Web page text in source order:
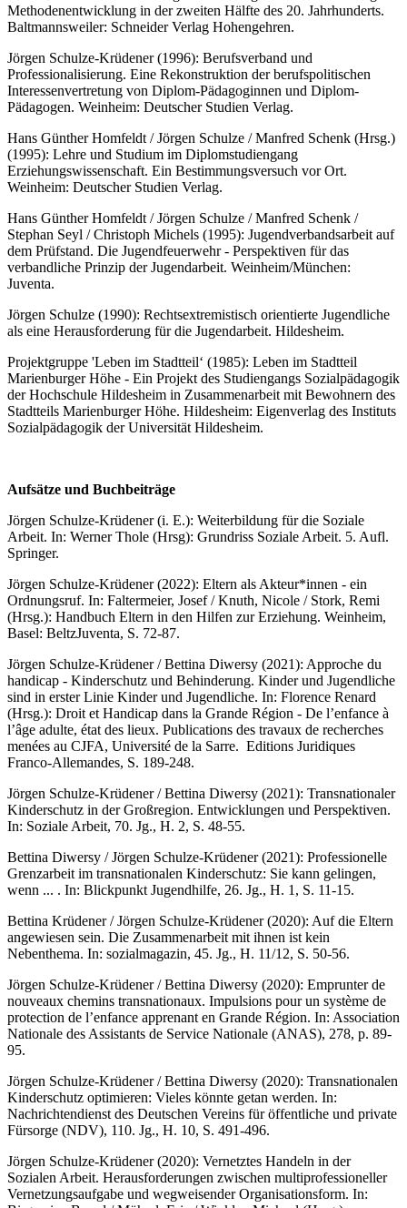
Methodenentwicklung in der zweiten Hälfte des 20. Jahrhunderts.
Baltmannsweiler: Schneider Verlag Hohengehren.
Jörgen Schulze-Krüdener (1996): Berufsverband und
Professionalisierung. Eine Rekonstruktion der berufspolitischen
Interessenvertretung von Diplom-Pädagoginnen und Diplom-
Pädagogen. Weinheim: Deutscher Studien Verlag.
Hans Günther Homfeldt / Jörgen Schulze / Manfred Schenk (Hrsg.)
(1995): Lehre und Studium im Diplomstudiengang
Erziehungswissenschaft. Ein Bestimmungsversuch vor Ort.
Weinheim: Deutscher Studien Verlag.
Hans Günther Homfeldt / Jörgen Schulze / Manfred Schenk /
Stephan Seyl / Christoph Michels (1995): Jugendverbandsarbeit auf
dem Prüfstand. Die Jugendfeuerwehr - Perspektiven für das
verbandliche Prinzip der Jugendarbeit. Weinheim/München:
Juventa.
Jörgen Schulze (1990): Rechtsextremistisch orientierte Jugendliche
als eine Herausforderung für die Jugendarbeit. Hildesheim.
Projektgruppe 'Leben im Stadtteil‘ (1985): Leben im Stadtteil
Marienburger Höhe - Ein Projekt des Studiengangs Sozialpädagogik
der Hochschule Hildesheim in Zusammenarbeit mit Bewohnern des
Stadtteils Marienburger Höhe. Hildesheim: Eigenverlag des Instituts
Sozialpädagogik der Universität Hildesheim.
Aufsätze und Buchbeiträge
Jörgen Schulze-Krüdener (i. E.): Weiterbildung für die Soziale
Arbeit. In: Werner Thole (Hrsg): Grundriss Soziale Arbeit. 5. Aufl.
Springer.
Jörgen Schulze-Krüdener (2022): Eltern als Akteur*innen - ein
Ordnungsruf. In: Faltermeier, Josef / Knuth, Nicole / Stork, Remi
(Hrsg.): Handbuch Eltern in den Hilfen zur Erziehung. Weinheim,
Basel: BeltzJuventa, S. 72-87.
Jörgen Schulze-Krüdener / Bettina Diwersy (2021): Approche du
handicap - Kinderschutz und Behinderung. Kinder und Jugendliche
sind in erster Linie Kinder und Jugendliche. In: Florence Renard
(Hrsg.): Droit et Handicap dans la Grande Région - De l’enfance à
l’âge adulte, état des lieux. Publications des travaux de recherches
menées au CJFA, Université de la Sarre. Editions Juridiques
Franco-Allemandes, S. 189-248.
Jörgen Schulze-Krüdener / Bettina Diwersy (2021): Transnationaler
Kinderschutz in der Großregion. Entwicklungen und Perspektiven.
In: Soziale Arbeit, 70. Jg., H. 2, S. 48-55.
Bettina Diwersy / Jörgen Schulze-Krüdener (2021): Professionelle
Grenzarbeit im transnationalen Kinderschutz: Sie kann gelingen,
wenn ... . In: Blickpunkt Jugendhilfe, 26. Jg., H. 1, S. 11-15.
Bettina Krüdener / Jörgen Schulze-Krüdener (2020): Auf die Eltern
angewiesen sein. Die Zusammenarbeit mit ihnen ist kein
Nebenthema. In: sozialmagazin, 45. Jg., H. 11/12, S. 50-56.
Jörgen Schulze-Krüdener / Bettina Diwersy (2020): Emprunter de
nouveaux chemins transnationaux. Impulsions pour un système de
protection de l’enfance apprenant en Grande Région. In: Association
Nationale des Assistants de Service Nationale (ANAS), 278, p. 89-
95.
Jörgen Schulze-Krüdener / Bettina Diwersy (2020): Transnationalen
Kinderschutz optimieren: Vieles könnte getan werden. In:
Nachrichtendienst des Deutschen Vereins für öffentliche und private
Fürsorge (NDV), 110. Jg., H. 10, S. 491-496.
Jörgen Schulze-Krüdener (2020): Vernetztes Handeln in der
Sozialen Arbeit. Herausforderungen zwischen multiprofessioneller
Vernetzungsaufgabe und wegweisender Organisationsform. In: